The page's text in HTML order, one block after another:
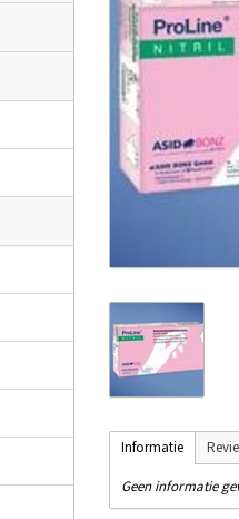
Informatie
Geen informatie